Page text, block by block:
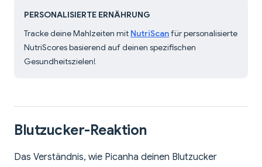
PERSONALISIERTE ERNÄHRUNG
Tracke deine Mahlzeiten mit NutriScanfür personalisierte
NutriScores basierend auf deinen spezifischen
Gesundheitszielen!
Blutzucker-Reaktion
Das Verständnis, wie Picanha deinen Blutzucker